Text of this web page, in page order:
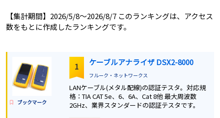
【集計期間】 2026/5/8～2026/8/7 このランキングは、アクセス
数をもとに作成したランキングです。
ブックマーク
1 ケーブルアナライザ DSX2-8000
フルーク・ネットワークス
LANケーブル(メタル配線)の認証テスタ。対応規
格：TIA CAT 5e、6、6A、Cat 8他 最大周波数
2GHz、業界スタンダードの認証テスタです。